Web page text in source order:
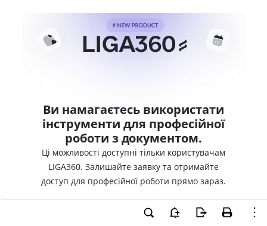
Ви намагаєтесь використати
інструменти для професійної
роботи з документом.
Ці можливості доступні тільки користувачам
LIGA360. Залишайте заявку та отримайте
доступ для професійної роботи прямо зараз.
ВХІД ДЛЯ КОРИСТУВАЧІВ LIGA360